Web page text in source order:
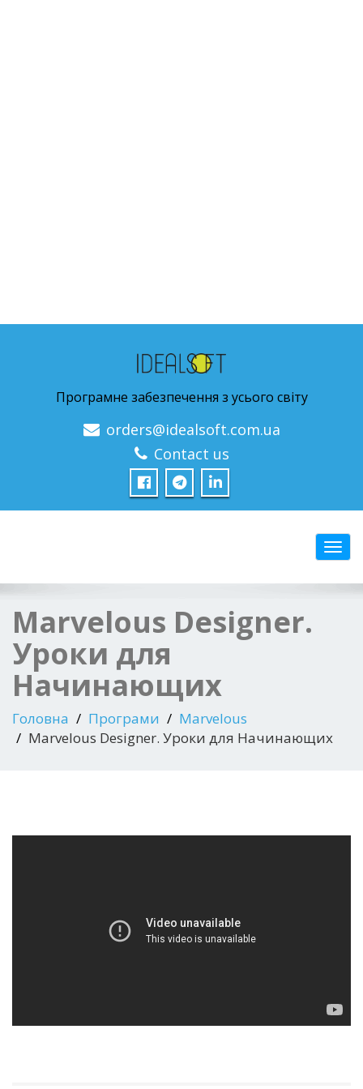
Програмне забезпечення з усього світу
orders@idealsoft.com.ua
Contact us
Marvelous Designer.
Уроки для
Начинающих
Головна Програми
Marvelous
Marvelous Designer. Уроки для Начинающих